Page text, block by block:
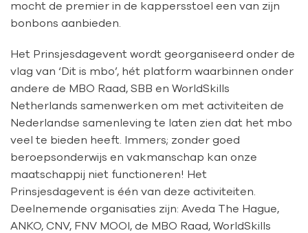
mocht de premier in de kappersstoel een van zijn
bonbons aanbieden.
Het Prinsjesdagevent wordt georganiseerd onder de
vlag van ‘Dit is mbo’, hét platform waarbinnen onder
andere de MBO Raad, SBB en WorldSkills
Netherlands samenwerken om met activiteiten de
Nederlandse samenleving te laten zien dat het mbo
veel te bieden heeft. Immers; zonder goed
beroepsonderwijs en vakmanschap kan onze
maatschappij niet functioneren! Het
Prinsjesdagevent is één van deze activiteiten.
Deelnemende organisaties zijn: Aveda The Hague,
ANKO, CNV, FNV MOOI, de MBO Raad, WorldSkills